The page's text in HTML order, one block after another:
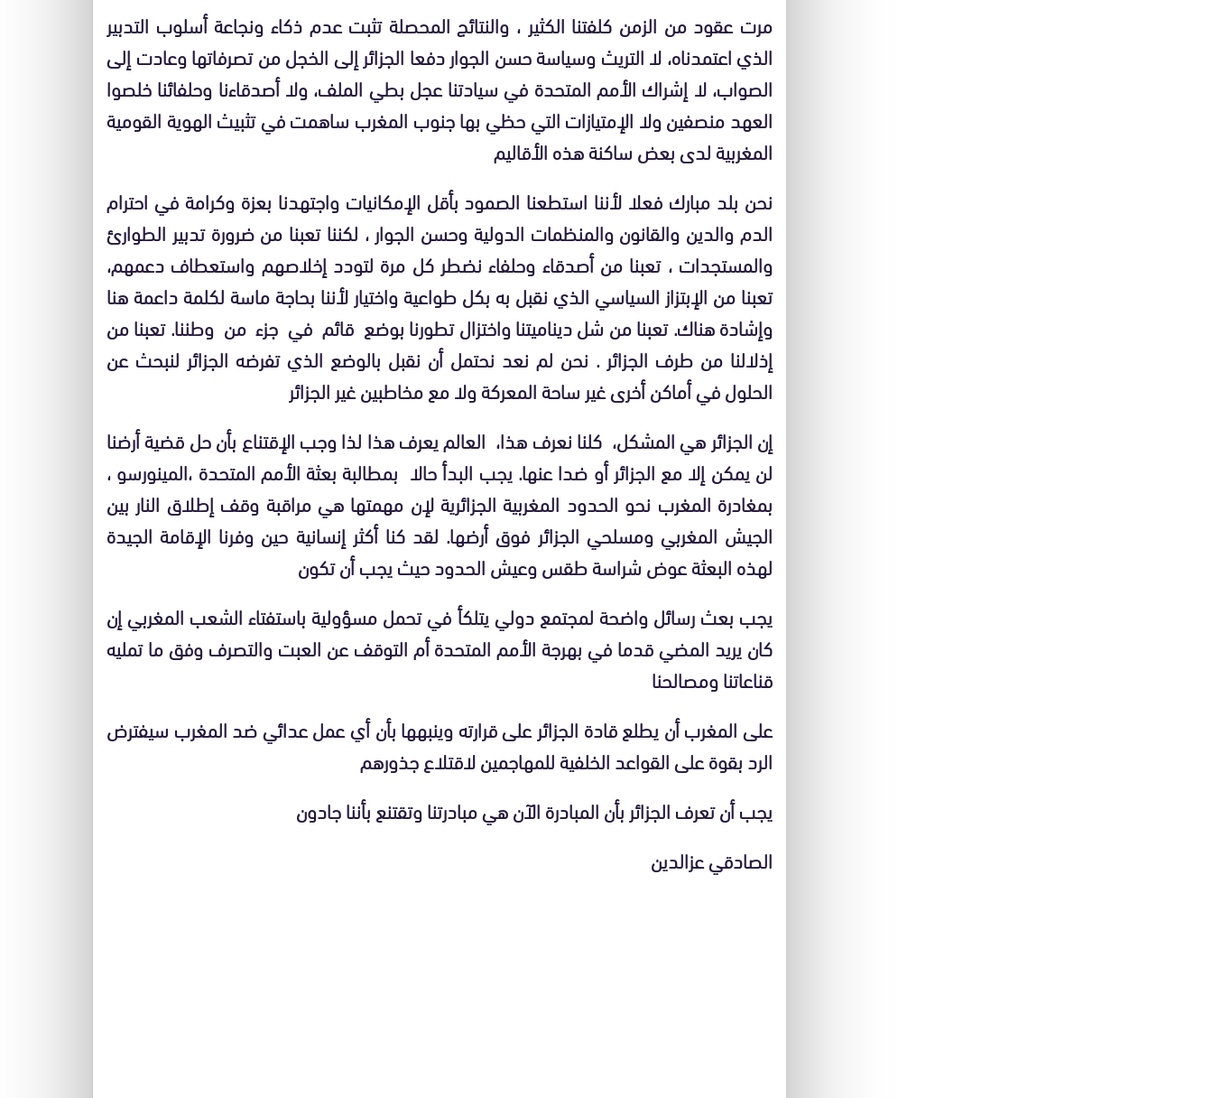
مرت عقود من الزمن كلفتنا الكثير ، والنتائج المحصلة تثبت عدم ذكاء ونجاعة أسلوب التدبير
الذي اعتمدناه، لا التريث وسياسة حسن الجوار دفعا الجزائر إلى الخجل من تصرفاتها وعادت إلى
الصواب، لا إشراك الأمم المتحدة في سيادتنا عجل بطي الملف، ولا أصدقاءنا وحلفائنا خلصوا
العهد منصفين ولا الإمتيازات التي حظي بها جنوب المغرب ساهمت في تثبيث الهوية القومية
المغربية لدى بعض ساكنة هذه الأقاليم
نحن بلد مبارك فعلا لأننا استطعنا الصمود بأقل الإمكانيات واجتهدنا بعزة وكرامة في احترام
الدم والدين والقانون والمنظمات الدولية وحسن الجوار ، لكننا تعبنا من ضرورة تدبير الطوارئ
والمستجدات ، تعبنا من أصدقاء وحلفاء نضطر كل مرة لتودد إخلاصهم واستعطاف دعمهم،
تعبنا من الإبتزاز السياسي الذي نقبل به بكل طواعية واختيار لأننا بحاجة ماسة لكلمة داعمة هنا
وإشادة هناك. تعبنا من شل ديناميتنا واختزال تطورنا بوضع قائم في جزء من وطننا. تعبنا من
إذلالنا من طرف الجزائر . نحن لم نعد نحتمل أن نقبل بالوضع الذي تفرضه الجزائر لنبحث عن
الحلول في أماكن أخرى غير ساحة المعركة ولا مع مخاطبين غير الجزائر
إن الجزائر هي المشكل، كلنا نعرف هذا، العالم يعرف هذا لذا وجب الإقتناع بأن حل قضية أرضنا
لن يمكن إلا مع الجزائر أو ضدا عنها. يجب البدأ حالا بمطالبة بعثة الأمم المتحدة ،المينورسو ،
بمغادرة المغرب نحو الحدود المغربية الجزائرية لإن مهمتها هي مراقبة وقف إطلاق النار بين
الجيش المغربي ومسلحي الجزائر فوق أرضها. لقد كنا أكثر إنسانية حين وفرنا الإقامة الجيدة
لهذه البعثة عوض شراسة طقس وعيش الحدود حيث يجب أن تكون
يجب بعث رسائل واضحة لمجتمع دولي يتلكأ في تحمل مسؤولية باستفتاء الشعب المغربي إن
كان يريد المضي قدما في بهرجة الأمم المتحدة أم التوقف عن العبت والتصرف وفق ما تمليه
قناعاتنا ومصالحنا
على المغرب أن يطلع قادة الجزائر على قرارته وينبهها بأن أي عمل عدائي ضد المغرب سيفترض
الرد بقوة على القواعد الخلفية للمهاجمين لاقتلاع جذورهم
يجب أن تعرف الجزائر بأن المبادرة الآن هي مبادرتنا وتقتنع بأننا جادون
الصادقي عزالدين